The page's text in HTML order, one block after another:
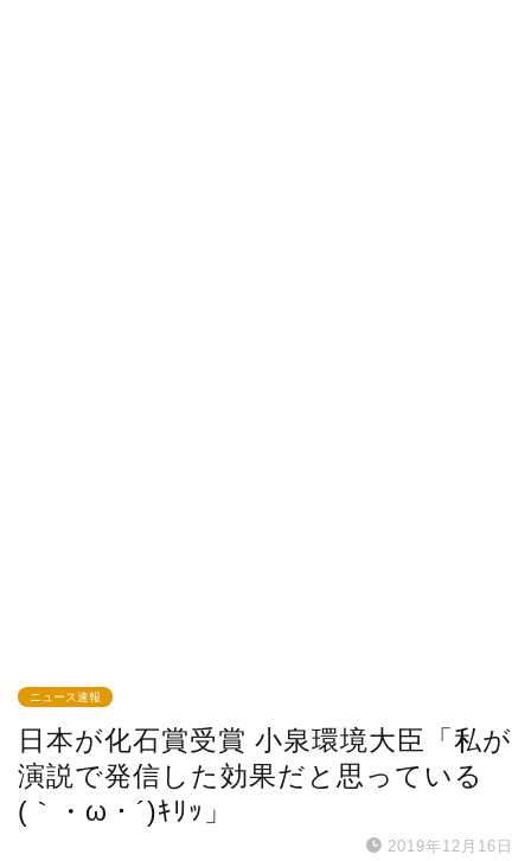
ニュース速報
日本が化石賞受賞 小泉環境大臣「私が
演説で発信した効果だと思っている
(｀・ω・´)ｷﾘｯ」
2019年12月16日